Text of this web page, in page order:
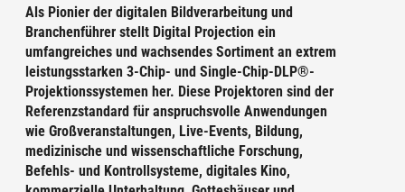
Als Pionier der digitalen Bildverarbeitung und
Branchenführer stellt Digital Projection ein
umfangreiches und wachsendes Sortiment an extrem
leistungsstarken 3-Chip- und Single-Chip-DLP®-
Projektionssystemen her. Diese Projektoren sind der
Referenzstandard für anspruchsvolle Anwendungen
wie Großveranstaltungen, Live-Events, Bildung,
medizinische und wissenschaftliche Forschung,
Befehls- und Kontrollsysteme, digitales Kino,